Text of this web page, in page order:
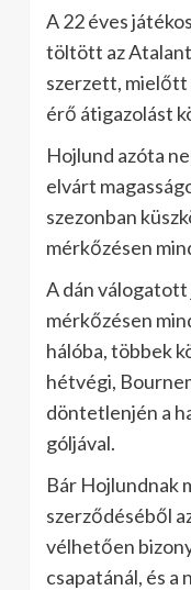
A 22 éves
töltött az
szerzett, mielőtt
érő átigazolást
Hojlund azóta
elvárt
szezonban
mérkőzésen
A dán
mérkőzésen
hálóba, többek
hétvégi,
döntetlenjén a
góljával.
Bár Hojlundnak
szerződéséből
vélhetően
csapatánál, és a